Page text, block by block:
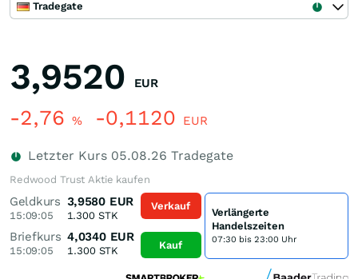
Tradegate
3,9520 EUR
-2,76 % -0,1120 EUR
Letzter Kurs 05.08.26 Tradegate
Redwood Trust Aktie kaufen
Geldkurs
15:09:05
3,9580 EUR
1.300STK
Briefkurs
15:09:05
4,0340 EUR
1.300STK
Verkauf
Kauf
Verlängerte
Handelszeiten
07:30 bis 23:00 Uhr